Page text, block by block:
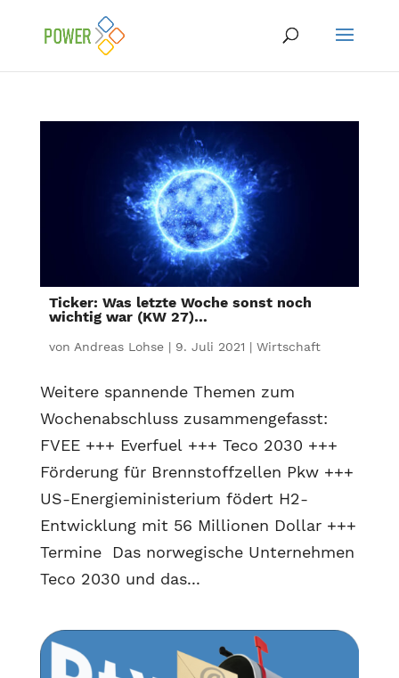
Ticker: Was letzte Woche sonst noch
wichtig war (KW 27)…
von Andreas Lohse| 9. Juli 2021 | Wirtschaft
Weitere spannende Themen zum
Wochenabschluss zusammengefasst:
FVEE +++ Everfuel +++ Teco 2030 +++
Förderung für Brennstoffzellen Pkw +++
US-Energieministerium födert H2-
Entwicklung mit 56 Millionen Dollar +++
Termine Das norwegische Unternehmen
Teco 2030 und das...